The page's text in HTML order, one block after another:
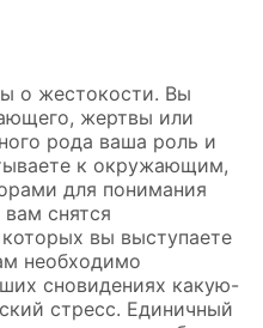
о жестокости. Вы
жертвы или
рода ваша роль и
к окружающим,
для понимания
снятся
вы выступаете
необходимо
сновидениях какую-
стресс. Единичный